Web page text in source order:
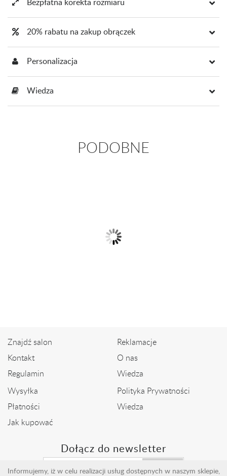
20% rabatu na zakup obrączek
Personalizacja
Wiedza
PODOBNE
Znajdź salon
Kontakt
Regulamin
Reklamacje
O nas
Wiedza
Wysyłka
Płatności
Jak kupować
Polityka Prywatności
Wiedza
Dołącz do newsletter
Wyślij
Informujemy, iż w celu realizacji usług dostępnych w naszym sklepie,